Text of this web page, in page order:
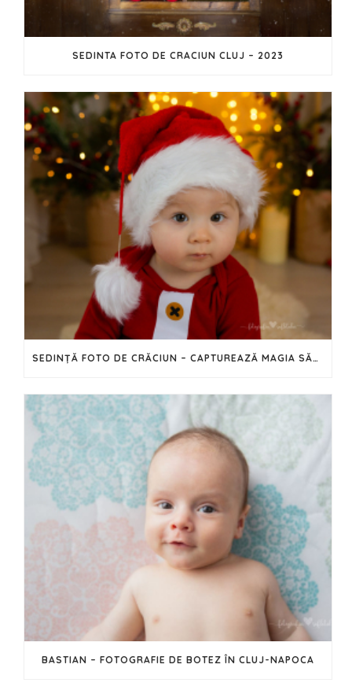
SEDINTA FOTO DE CRACIUN CLUJ – 2023
SEDINȚĂ FOTO DE CRĂCIUN – CAPTUREAZĂ MAGIA SĂRBĂTORILOR ÎN IMAGINI
BASTIAN – FOTOGRAFIE DE BOTEZ ÎN CLUJ-NAPOCA